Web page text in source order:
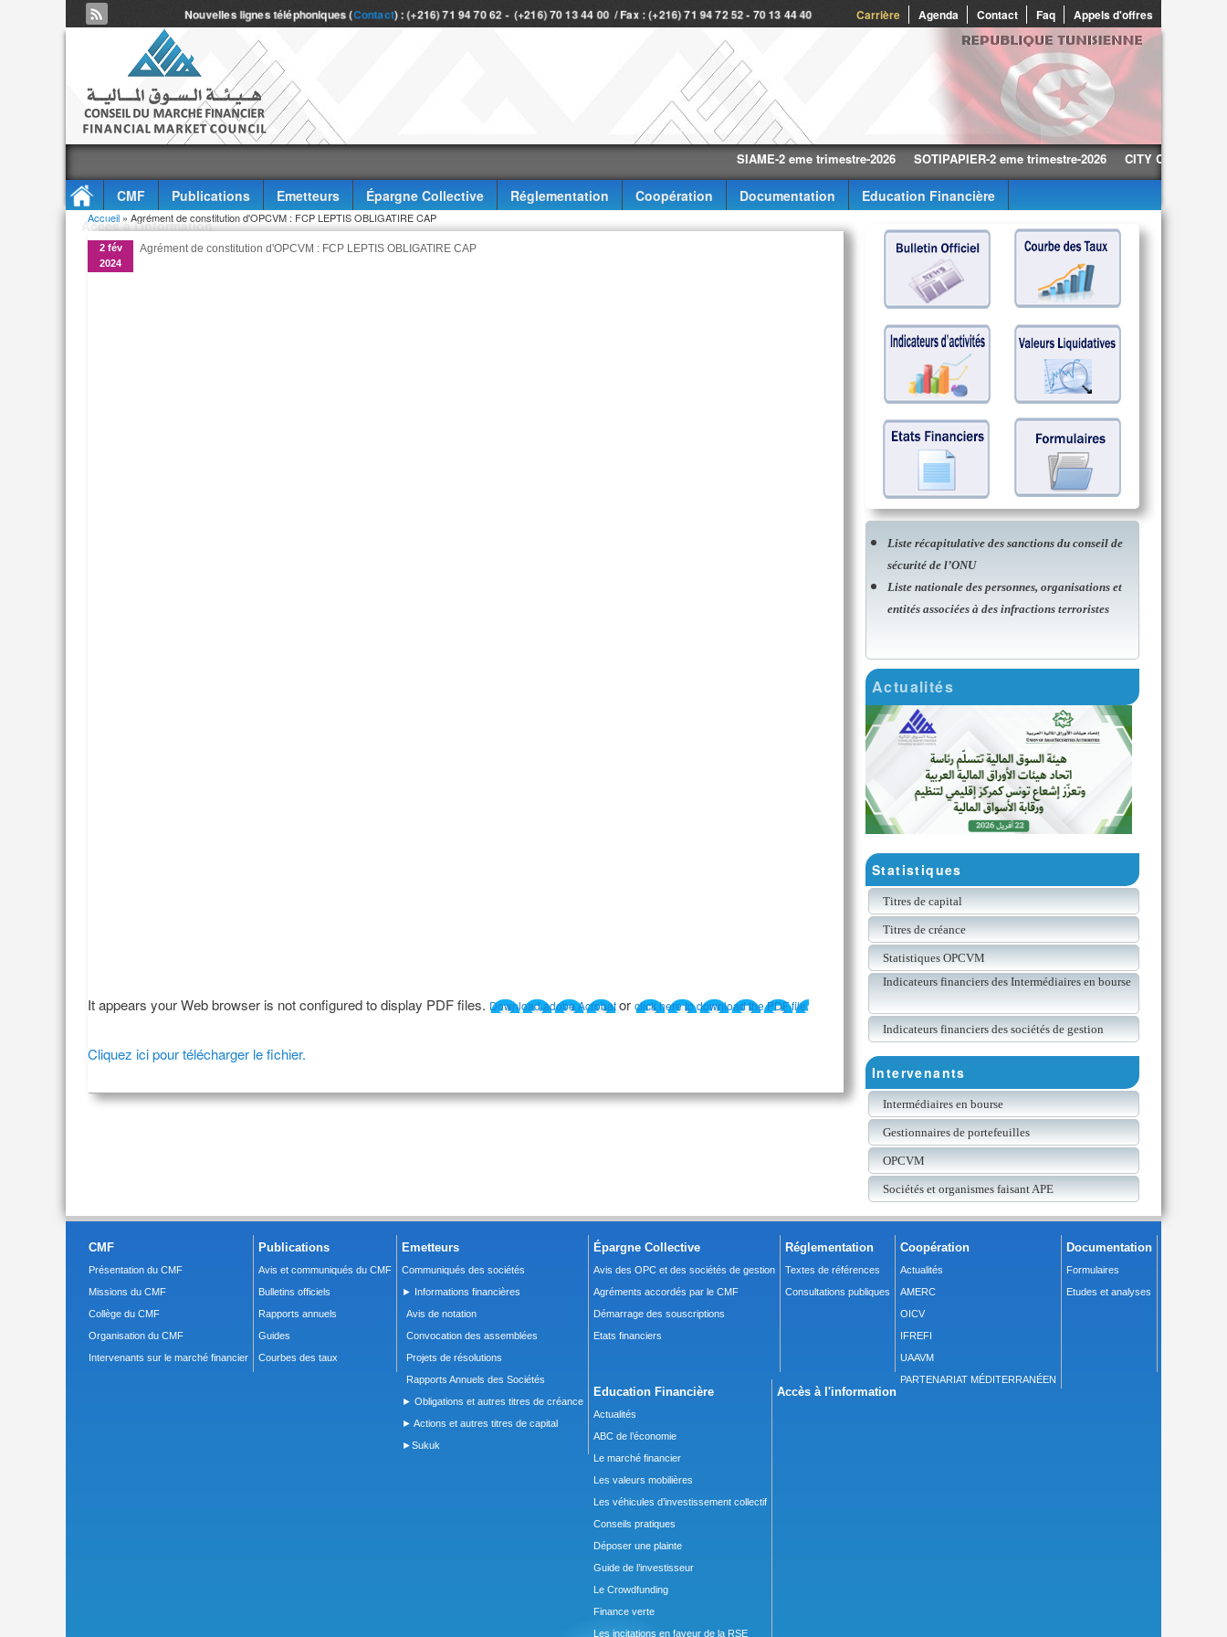
Carrière Agenda Contact Faq Appels d'offres
Nouvelles lignes téléphoniques (Contact) : (+216) 71 94 70 62 - (+216) 70 13 44 00 / Fax : (+216) 71 94 72 52 - 70 13 44 40
SIAME-2 eme trimestre-2026 SOTIPAPIER-2 eme trimestre-2026 CITY CARS-2 eme
CMF Publications Emetteurs Épargne Collective Réglementation Coopération Documentation
Education Financière
Accès à l'information
Vous êtes ici
Accueil » Agrément de constitution d'OPCVM : FCP LEPTIS OBLIGATIRE CAP
2 fév
2024
Agrément de constitution d'OPCVM : FCP LEPTIS OBLIGATIRE CAP
It appears your Web browser is not configured to display PDF files. Download adobe Acrobator click here to download the PDF file.
Cliquez ici pour télécharger le fichier.
Liste récapitulative des sanctions du conseil de
sécurité de l’ONU
Liste nationale des personnes, organisations et
entités associées à des infractions terroristes
Actualités
Statistiques
Titres de capital
Titres de créance
Statistiques OPCVM
Indicateurs financiers des Intermédiaires en bourse
Indicateurs financiers des sociétés de gestion
Intervenants
Intermédiaires en bourse
Gestionnaires de portefeuilles
OPCVM
Sociétés et organismes faisant APE
CMF
Présentation du CMF
Missions du CMF
Collège du CMF
Organisation du CMF
Intervenants sur le marché financier
Publications
Avis et communiqués du CMF
Bulletins officiels
Rapports annuels
Guides
Courbes des taux
Emetteurs
Communiqués des sociétés
► Informations financières
Avis de notation
Convocation des assemblées
Projets de résolutions
Rapports Annuels des Sociétés
► Obligations et autres titres de créance
► Actions et autres titres de capital
►Sukuk
Épargne Collective
Avis des OPC et des sociétés de gestion
Agréments accordés par le CMF
Démarrage des souscriptions
Etats financiers
Réglementation
Textes de références
Consultations publiques
Coopération
Actualités
AMERC
OICV
IFREFI
UAAVM
PARTENARIAT MÉDITERRANÉEN
Documentation
Formulaires
Etudes et analyses
Education Financière
Actualités
ABC de l’économie
Le marché financier
Les valeurs mobilières
Les véhicules d’investissement collectif
Conseils pratiques
Déposer une plainte
Guide de l’investisseur
Le Crowdfunding
Finance verte
Les incitations en faveur de la RSE
Accès à l'information